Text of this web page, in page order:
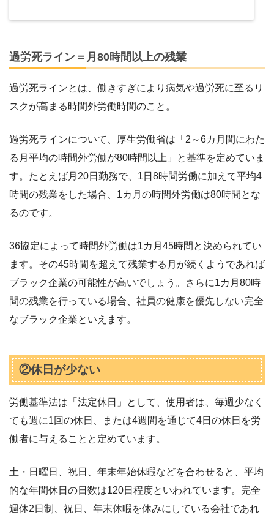
過労死ライン＝月80時間以上の残業
過労死ラインとは、働きすぎにより病気や過労死に至るリ
スクが高まる時間外労働時間のこと。
過労死ラインについて、厚生労働省は「2～6カ月間にわた
る月平均の時間外労働が80時間以上」と基準を定めていま
す。たとえば月20日勤務で、1日8時間労働に加えて平均4
時間の残業をした場合、1カ月の時間外労働は80時間とな
るのです。
36協定によって時間外労働は1カ月45時間と決められてい
ます。その45時間を超えて残業する月が続くようであれば
ブラック企業の可能性が高いでしょう。さらに1カ月80時
間の残業を行っている場合、社員の健康を優先しない完全
なブラック企業といえます。
②休日が少ない
労働基準法は「法定休日」として、使用者は、毎週少なく
ても週に1回の休日、または4週間を通じて4日の休日を労
働者に与えることと定めています。
土・日曜日、祝日、年末年始休暇などを合わせると、平均
的な年間休日の日数は120日程度といわれています。完全
週休2日制、祝日、年末休暇を休みにしている会社であれ